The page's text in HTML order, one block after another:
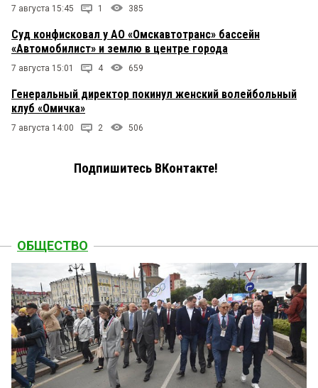
7 августа 15:45 1 385
Суд конфисковал у АО «Омскавтотранс» бассейн
«Автомобилист» и землю в центре города
7 августа 15:01 4 659
Генеральный директор покинул женский волейбольный
клуб «Омичка»
7 августа 14:00 2 506
Подпишитесь ВКонтакте!
ОБЩЕСТВО